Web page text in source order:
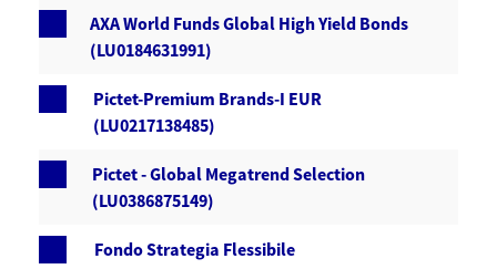
AXA World Funds Global High Yield Bonds
(LU0184631991)
Pictet-Premium Brands-I EUR
(LU0217138485)
Pictet - Global Megatrend Selection
(LU0386875149)
Fondo Strategia Flessibile